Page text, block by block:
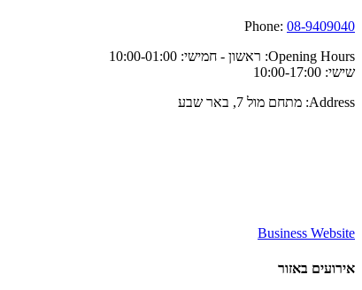
Phone: 08-9409040
Opening Hours: ראשון - חמישי: 10:00-01:00
שישי: 10:00-17:00
Address: מתחם מול 7, באר שבע
Business Website
אירועים באזור